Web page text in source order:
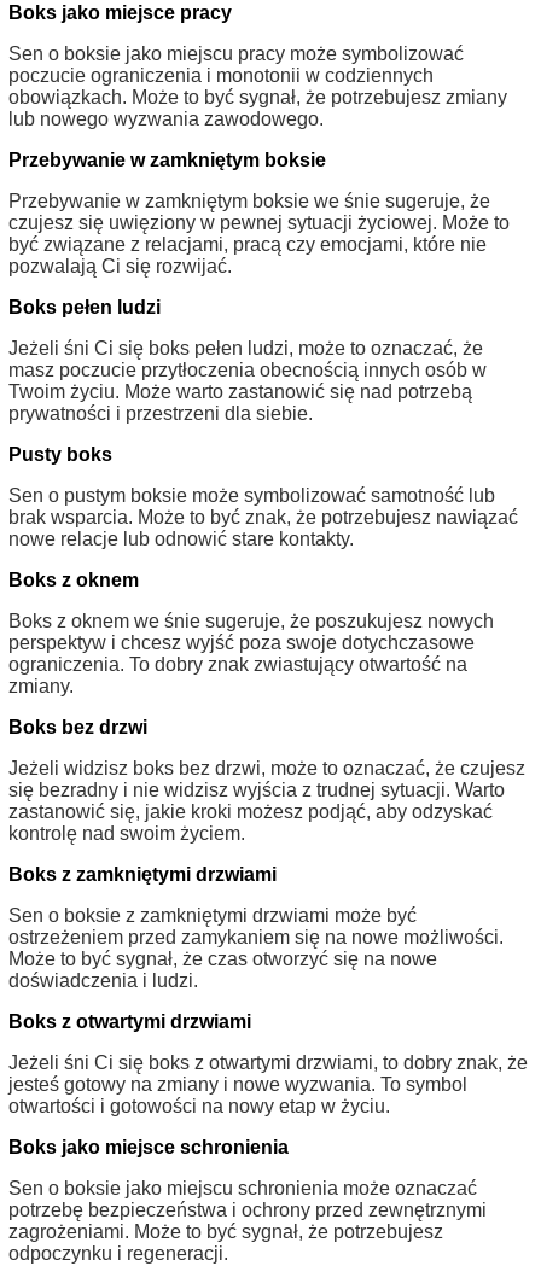
Boks jako miejsce pracy
Sen o boksie jako miejscu pracy może symbolizować
poczucie ograniczenia i monotonii w codziennych
obowiązkach. Może to być sygnał, że potrzebujesz zmiany
lub nowego wyzwania zawodowego.
Przebywanie w zamkniętym boksie
Przebywanie w zamkniętym boksie we śnie sugeruje, że
czujesz się uwięziony w pewnej sytuacji życiowej. Może to
być związane z relacjami, pracą czy emocjami, które nie
pozwalają Ci się rozwijać.
Boks pełen ludzi
Jeżeli śni Ci się boks pełen ludzi, może to oznaczać, że
masz poczucie przytłoczenia obecnością innych osób w
Twoim życiu. Może warto zastanowić się nad potrzebą
prywatności i przestrzeni dla siebie.
Pusty boks
Sen o pustym boksie może symbolizować samotność lub
brak wsparcia. Może to być znak, że potrzebujesz nawiązać
nowe relacje lub odnowić stare kontakty.
Boks z oknem
Boks z oknem we śnie sugeruje, że poszukujesz nowych
perspektyw i chcesz wyjść poza swoje dotychczasowe
ograniczenia. To dobry znak zwiastujący otwartość na
zmiany.
Boks bez drzwi
Jeżeli widzisz boks bez drzwi, może to oznaczać, że czujesz
się bezradny i nie widzisz wyjścia z trudnej sytuacji. Warto
zastanowić się, jakie kroki możesz podjąć, aby odzyskać
kontrolę nad swoim życiem.
Boks z zamkniętymi drzwiami
Sen o boksie z zamkniętymi drzwiami może być
ostrzeżeniem przed zamykaniem się na nowe możliwości.
Może to być sygnał, że czas otworzyć się na nowe
doświadczenia i ludzi.
Boks z otwartymi drzwiami
Jeżeli śni Ci się boks z otwartymi drzwiami, to dobry znak, że
jesteś gotowy na zmiany i nowe wyzwania. To symbol
otwartości i gotowości na nowy etap w życiu.
Boks jako miejsce schronienia
Sen o boksie jako miejscu schronienia może oznaczać
potrzebę bezpieczeństwa i ochrony przed zewnętrznymi
zagrożeniami. Może to być sygnał, że potrzebujesz
odpoczynku i regeneracji.